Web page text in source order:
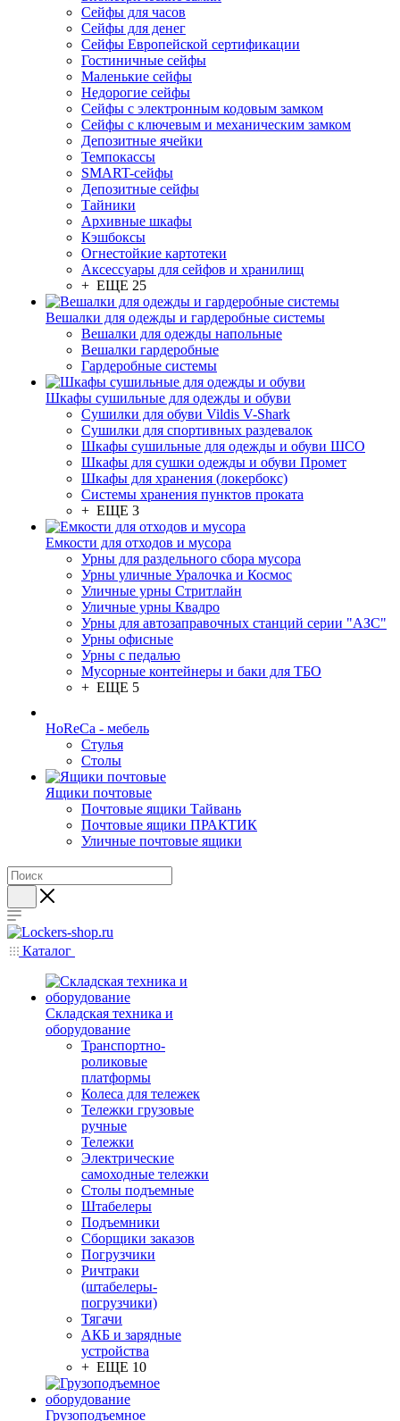
Сейфы для часов
Сейфы для денег
Сейфы Европейской сертификации
Гостиничные сейфы
Маленькие сейфы
Недорогие сейфы
Сейфы с электронным кодовым замком
Сейфы с ключевым и механическим замком
Депозитные ячейки
Темпокассы
SMART-сейфы
Депозитные сейфы
Тайники
Архивные шкафы
Кэшбоксы
Огнестойкие картотеки
Аксессуары для сейфов и хранилищ
+ ЕЩЕ 25
Вешалки для одежды и гардеробные системы
Вешалки для одежды напольные
Вешалки гардеробные
Гардеробные системы
Шкафы сушильные для одежды и обуви
Сушилки для обуви Vildis V-Shark
Сушилки для спортивных раздевалок
Шкафы сушильные для одежды и обуви ШСО
Шкафы для сушки одежды и обуви Промет
Шкафы для хранения (локербокс)
Системы хранения пунктов проката
+ ЕЩЕ 3
Емкости для отходов и мусора
Урны для раздельного сбора мусора
Урны уличные Уралочка и Космос
Уличные урны Стритлайн
Уличные урны Квадро
Урны для автозаправочных станций серии "АЗС"
Урны офисные
Урны с педалью
Мусорные контейнеры и баки для ТБО
+ ЕЩЕ 5
HoReCa - мебель
Стулья
Столы
Ящики почтовые
Почтовые ящики Тайвань
Почтовые ящики ПРАКТИК
Уличные почтовые ящики
Каталог
Складская техника и
оборудование
Транспортно-
роликовые
платформы
Колеса для тележек
Тележки грузовые
ручные
Тележки
Электрические
самоходные тележки
Столы подъемные
Штабелеры
Подъемники
Сборщики заказов
Погрузчики
Ричтраки
(штабелеры-
погрузчики)
Тягачи
АКБ и зарядные
устройства
+ ЕЩЕ 10
Грузоподъемное